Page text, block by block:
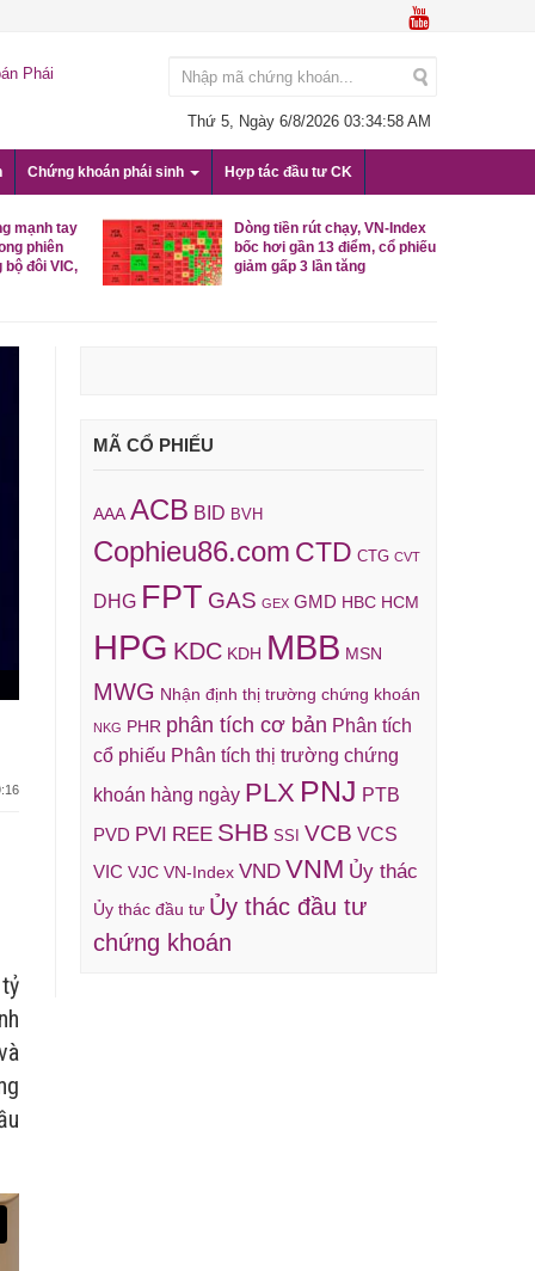
Phái
Thứ 5, Ngày 6/8/2026 03:34:59 AM
Chứng khoán phái sinh Hợp tác đầu tư CK
mạnh tay
phiên
bộ đôi VIC,
Dòng tiền rút chạy, VN-Index
bốc hơi gần 13 điểm, cổ phiếu
giảm gấp 3 lần tăng
MÃ CỔ PHIẾU
AAA ACB BID BVH
Cophieu86.com CTD CTG CVT
DHG FPT GAS GEX GMD HBC HCM
HPG KDC KDH MBB MSN
MWG Nhận định thị trường chứng khoán
NKG PHR phân tích cơ bản Phân tích
cổ phiếu Phân tích thị trường chứng
khoán hàng ngày PLX PNJ PTB
PVD PVI REE SHB SSI VCB VCS
VIC VJC VN-Index VND VNM Ủy thác
Ủy thác đầu tư Ủy thác đầu tư
chứng khoán